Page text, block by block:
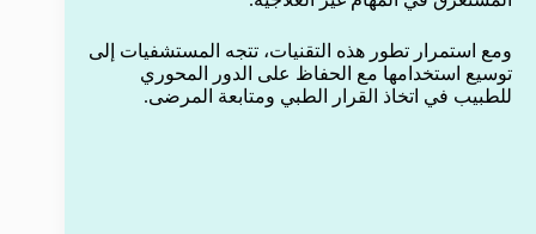
ومع استمرار تطور هذه التقنيات، تتجه المستشفيات إلى
توسيع استخدامها مع الحفاظ على الدور المحوري
للطبيب في اتخاذ القرار الطبي ومتابعة المرضى.